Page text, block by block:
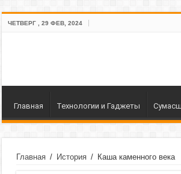
ЧЕТВЕРГ , 29 ФЕВ, 2024
Главная Технологии и Гаджеты
Главная / История / Каша каменного века